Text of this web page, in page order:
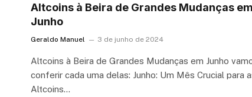
Altcoins à Beira de Grandes Mudanças em
Junho
Geraldo Manuel 3 de junho de 2024
Altcoins à Beira de Grandes Mudanças em Junho
conferir cada uma delas: Junho: Um Mês Crucial para
Altcoins…